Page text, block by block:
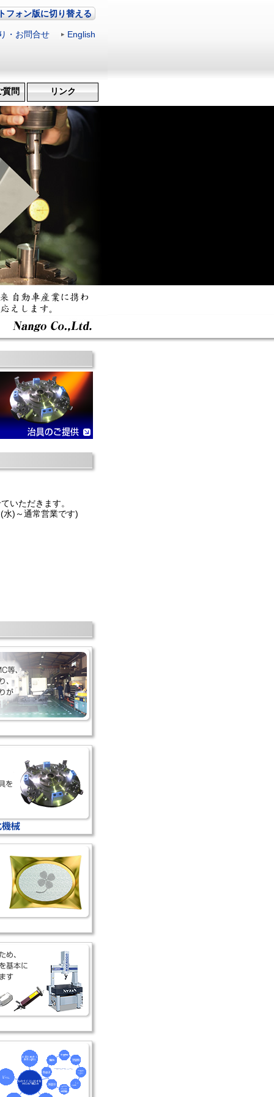
フォン版に切り替える
・お問合せ English
問 リンク
いただきます。
水)～通常営業です)